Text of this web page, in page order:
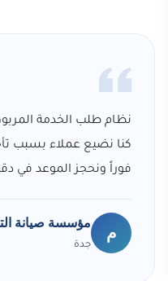
نظام طلب الخدمة
كنا نضيع عملاء بسبب
فوراً ونحجز الموعد في
م
مؤسسة صيانة
جدة